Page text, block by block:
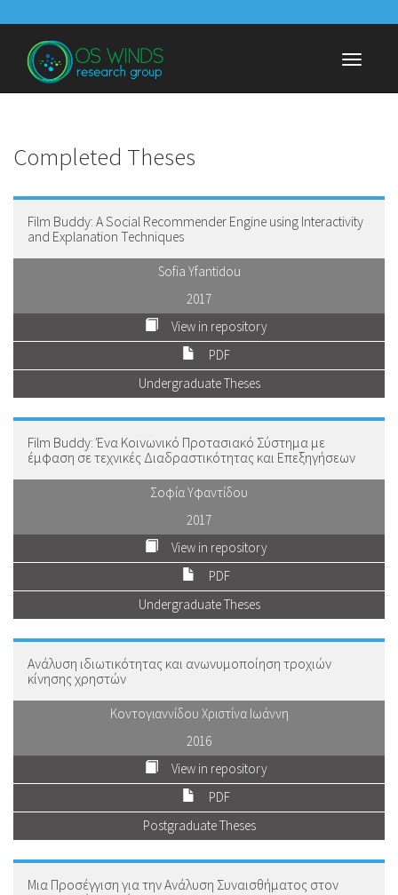
to
content
Toggle
Completed Theses
Film Buddy: A Social Recommender Engine using Interactivity
and Explanation Techniques
Sofia Yfantidou
2017
View in repository
PDF
Undergraduate Theses
Film Buddy: Ένα Κοινωνικό Προτασιακό Σύστημα με
έμφαση σε τεχνικές Διαδραστικότητας και Επεξηγήσεων
Σοφία Υφαντίδου
2017
View in repository
PDF
Undergraduate Theses
Ανάλυση ιδιωτικότητας και ανωνυμοποίηση τροχιών
κίνησης χρηστών
Κοντογιαννίδου Χριστίνα Ιωάννη
2016
View in repository
PDF
Postgraduate Theses
Μια Προσέγγιση για την Ανάλυση Συναισθήματος στον